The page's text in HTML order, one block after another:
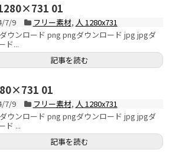
01
7/9 フリー素材, 人 1280x731
ウンロード png pngダウンロード jpg jpgダ
ド...
記事を読む
01
7/9 フリー素材, 人 1280x731
ウンロード png pngダウンロード jpg jpgダ
ド ...
記事を読む